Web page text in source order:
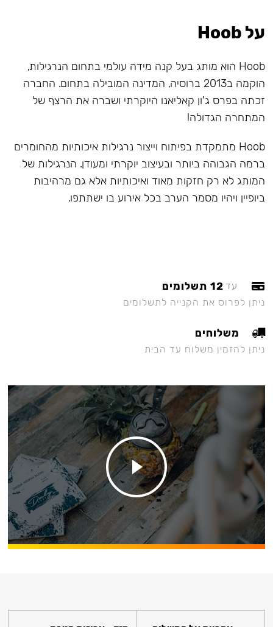
על Hoob
Hoob הוא מותג בעל קנה מידה עולמי בתחום הנרגילות,
הוקמה ב2013 ברוסיה, המדינה המובילה בתחום. החברה
זכתה בפרס ג'ון קאליאנו היוקרתי ושברה את הרצף של
המתחרה הגדולה!
Hoob מתמקדת בפיתוח וייצור נרגילות איכותיות מהחומרים
ברמה הגבוהה ביותר ובעיצוב יוקרתי ומעודן. הנרגילות של
המותג לא רק חזקות מאוד ואיכותיות אלא גם מרהיבות
ביופיין ויהיו מסמר הערב בכל אירוע בו ישתתפו.
עד 12 תשלומים
ניתן לפרוס את הקנייה לתשלומים
משלוחים
ניתן להזמין משלוח עד הבית